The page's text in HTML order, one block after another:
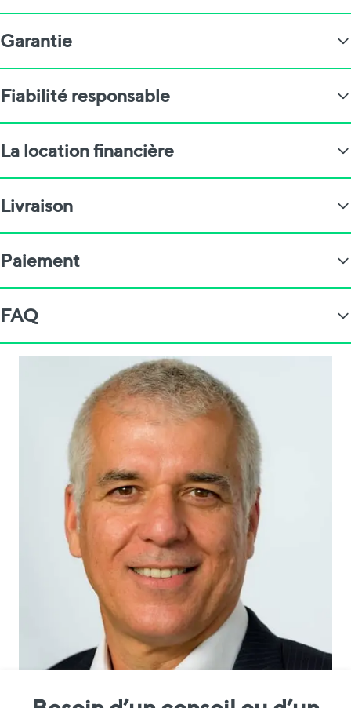
Garantie
Fiabilité responsable
La location financière
Livraison
Paiement
FAQ